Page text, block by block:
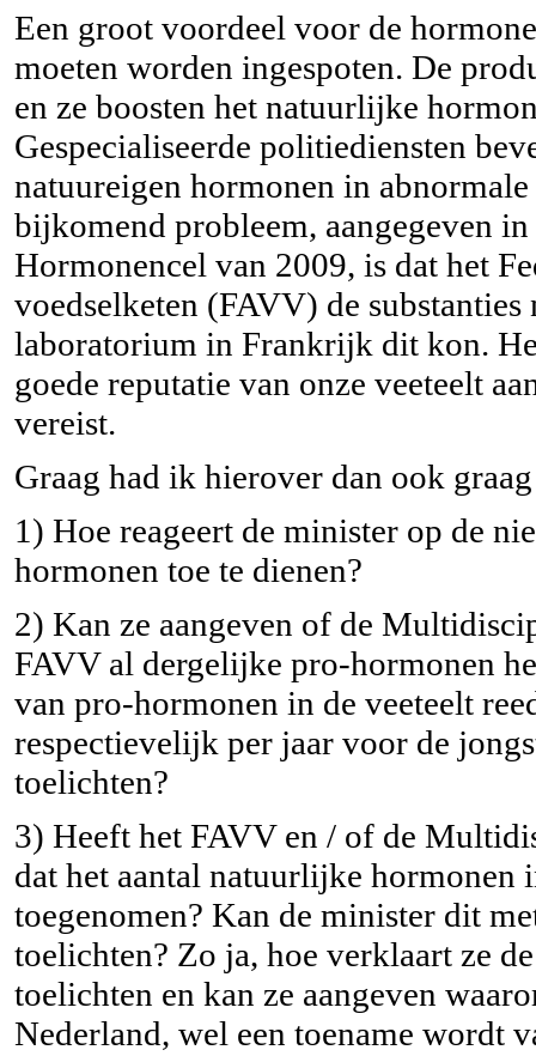
Een groot voordeel voor de
moeten worden ingespoten. De
en ze boosten het natuurlijke
Gespecialiseerde politiediensten
natuureigen hormonen in
bijkomend probleem, aangegeven
Hormonencel van 2009, is dat het
voedselketen (FAVV) de
laboratorium in Frankrijk dit kon.
goede reputatie van onze veeteelt
vereist.
Graag had ik hierover dan ook
1) Hoe reageert de minister op de
hormonen toe te dienen?
2) Kan ze aangeven of de
FAVV al dergelijke pro-hormonen
van pro-hormonen in de veeteelt
respectievelijk per jaar voor de
toelichten?
3) Heeft het FAVV en / of de
dat het aantal natuurlijke hormonen
toegenomen? Kan de minister dit
toelichten? Zo ja, hoe verklaart ze
toelichten en kan ze aangeven
Nederland, wel een toename wordt